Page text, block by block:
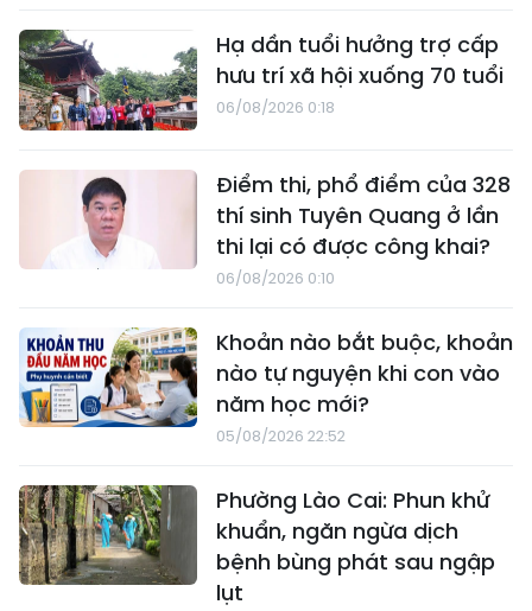
Hạ dần tuổi hưởng trợ cấp
hưu trí xã hội xuống 70 tuổi
06/08/2026 0:18
Điểm thi, phổ điểm của 328
thí sinh Tuyên Quang ở lần
thi lại có được công khai?
06/08/2026 0:10
Khoản nào bắt buộc, khoản
nào tự nguyện khi con vào
năm học mới?
05/08/2026 22:52
Phường Lào Cai: Phun khử
khuẩn, ngăn ngừa dịch
bệnh bùng phát sau ngập
lụt